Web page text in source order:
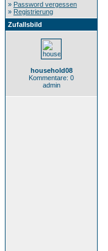
» Password vergessen
» Registrierung
Zufallsbild
household08
Kommentare: 0
admin